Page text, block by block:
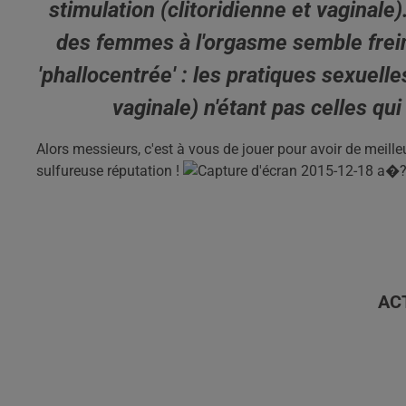
stimulation (clitoridienne et
des femmes à l'orgasme semble
'phallocentrée' : les pratiques
vaginale) n'étant pas celles
Alors messieurs, c'est à vous de jouer pour avoir de
sulfureuse réputation !